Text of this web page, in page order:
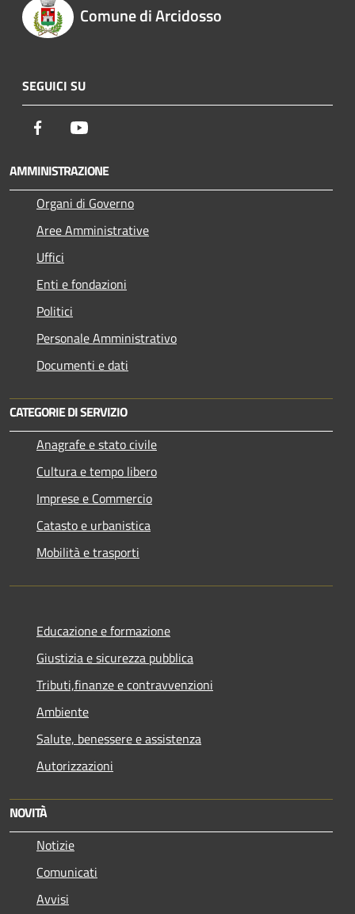
Comune di Arcidosso
SEGUICI SU
Facebook
AMMINISTRAZIONE
Organi di Governo
Aree Amministrative
Uffici
Enti e fondazioni
Politici
Personale Amministrativo
Documenti e dati
CATEGORIE DI SERVIZIO
Anagrafe e stato civile
Cultura e tempo libero
Imprese e Commercio
Catasto e urbanistica
Mobilità e trasporti
Educazione e formazione
Giustizia e sicurezza pubblica
Tributi,finanze e contravvenzioni
Ambiente
Salute, benessere e assistenza
Autorizzazioni
NOVITÀ
Notizie
Comunicati
Avvisi